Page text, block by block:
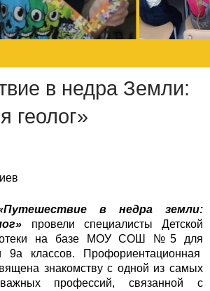
в недра Земли:
геолог»
в недра земли:
провели специалисты Детской
на базе МОУ СОШ №5 для
классов. Профориентационная
знакомству с одной из самых
профессий, связанной с